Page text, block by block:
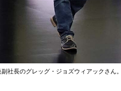
社長のグレッグ・ジョズウィアックさ